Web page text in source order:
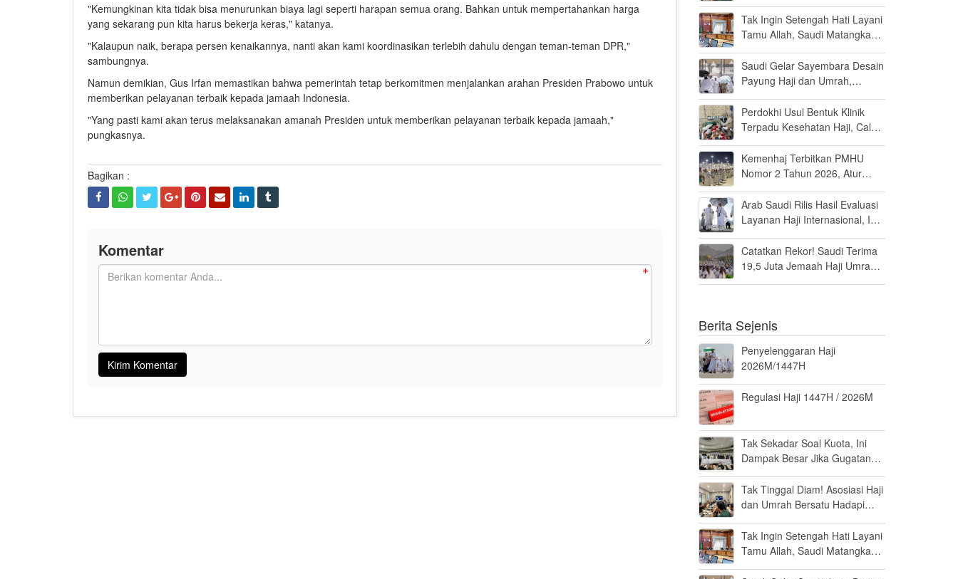
"Kemungkinan kita tidak bisa menurunkan biaya lagi seperti harapan semua orang. Bahkan untuk mempertahankan harga
yang sekarang pun kita harus bekerja keras," katanya.
"Kalaupun naik, berapa persen kenaikannya, nanti akan kami koordinasikan terlebih dahulu dengan teman-teman DPR,"
sambungnya.
Namun demikian, Gus Irfan memastikan bahwa pemerintah tetap berkomitmen menjalankan arahan Presiden Prabowo untuk
memberikan pelayanan terbaik kepada jamaah Indonesia.
"Yang pasti kami akan terus melaksanakan amanah Presiden untuk memberikan pelayanan terbaik kepada jamaah,"
pungkasnya.
Bagikan :
Komentar
Persen di MK
Tak Ingin Setengah Hati Layani
Tamu Allah, Saudi Matangkan
Saudi Gelar Sayembara Desain
Payung Haji dan Umrah,
Berpartisipasi
Perdokhi Usul Bentuk Klinik
Terpadu Kesehatan Haji, Calon
Fit to Fly
Kemenhaj Terbitkan PMHU
Nomor 2 Tahun 2026, Atur
Umrah
Arab Saudi Rilis Hasil Evaluasi
Layanan Haji Internasional, Ini
Catatkan Rekor! Saudi Terima
19,5 Juta Jemaah Haji Umrah
Berita Sejenis
Penyelenggaran Haji
2026M/1447H
Regulasi Haji 1447H / 2026M
Tak Sekadar Soal Kuota, Ini
Dampak Besar Jika Gugatan
Tak Tinggal Diam! Asosiasi Haji
dan Umrah Bersatu Hadapi
Persen di MK
Tak Ingin Setengah Hati Layani
Tamu Allah, Saudi Matangkan